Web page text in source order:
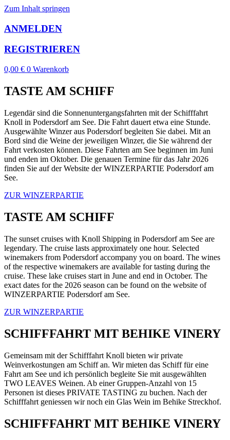
Zum Inhalt springen
ANMELDEN
REGISTRIEREN
0,00 € 0 Warenkorb
TASTE AM SCHIFF
Legendär sind die Sonnenuntergangsfahrten mit der Schifffahrt
Knoll in Podersdorf am See. Die Fahrt dauert etwa eine Stunde.
Ausgewählte Winzer aus Podersdorf begleiten Sie dabei. Mit an
Bord sind die Weine der jeweiligen Winzer, die Sie während der
Fahrt verkosten können. Diese Fahrten am See beginnen im Juni
und enden im Oktober. Die genauen Termine für das Jahr 2026
finden Sie auf der Website der WINZERPARTIE Podersdorf am
See.
ZUR WINZERPARTIE
TASTE AM SCHIFF
The sunset cruises with Knoll Shipping in Podersdorf am See are
legendary. The cruise lasts approximately one hour. Selected
winemakers from Podersdorf accompany you on board. The wines
of the respective winemakers are available for tasting during the
cruise. These lake cruises start in June and end in October. The
exact dates for the 2026 season can be found on the website of
WINZERPARTIE Podersdorf am See.
ZUR WINZERPARTIE
SCHIFFFAHRT MIT BEHIKE VINERY
Gemeinsam mit der Schifffahrt Knoll bieten wir private
Weinverkostungen am Schiff an. Wir mieten das Schiff für eine
Fahrt am See und ich persönlich begleite Sie mit ausgewählten
TWO LEAVES Weinen. Ab einer Gruppen-Anzahl von 15
Personen ist dieses PRIVATE TASTING zu buchen. Nach der
Schifffahrt geniessen wir noch ein Glas Wein im Behike Streckhof.
SCHIFFFAHRT MIT BEHIKE VINERY